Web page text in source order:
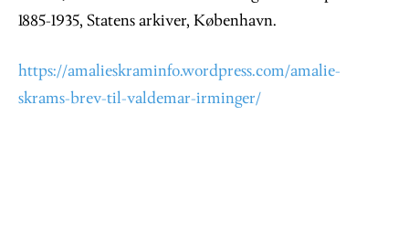
1885-1935, Statens arkiver, København.
https://amalieskraminfo.wordpress.com/amalie-
skrams-brev-til-valdemar-irminger/